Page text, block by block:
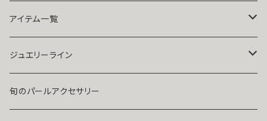
祈祷師澪央
ユタ玉城陽
復縁したい・取り戻したい愛情
人に言えない関係
出会いが欲しい
アイテム一覧
ネックレス
ブレスレット・アンクレット
ジュエリーライン
Ｋ１０
旬のパールアクセサリー